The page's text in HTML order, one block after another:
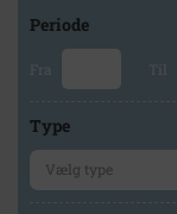
Periode
Fra Til
Type